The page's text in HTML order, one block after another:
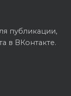
публикации,
в ВКонтакте.